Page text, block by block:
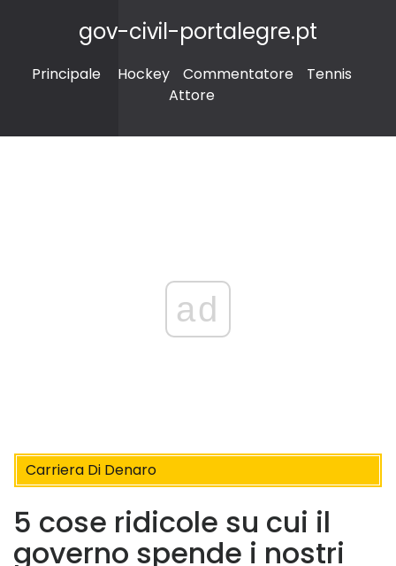
gov-civil-portalegre.pt
Principale Hockey Commentatore
Tennis
Attore
ad
Carriera Di Denaro
5 cose ridicole su cui il
governo spende i nostri